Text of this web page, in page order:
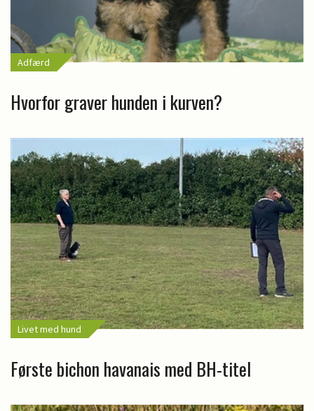
Adfærd
Hvorfor graver hunden i kurven?
Livet med hund
Første bichon havanais med BH-titel